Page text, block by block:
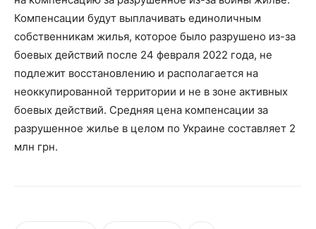
Компенсации будут выплачивать единоличным
собственникам жилья, которое было разрушено из-за
боевых действий после 24 февраля 2022 года, не
подлежит восстановлению и располагается на
неоккупированной территории и не в зоне активных
боевых действий. Средняя цена компенсации за
разрушенное жилье в целом по Украине составляет 2
млн грн.